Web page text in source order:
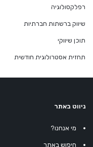
רפלקסולוגיה
שיווק ברשתות חברתיות
תוכן שיווקי
תחזית אסטרולוגית חודשית
ניווט באתר
מי אנחנו?
חיפוש באתר